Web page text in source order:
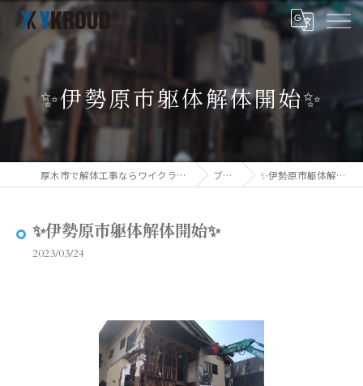
✨伊勢原市躯体解体開始✨
厚木市で解体工事ならワイクラウド株式会社 ブログ ✨伊勢原市躯体解体開始✨
✨伊勢原市躯体解体開始✨
2023/03/24